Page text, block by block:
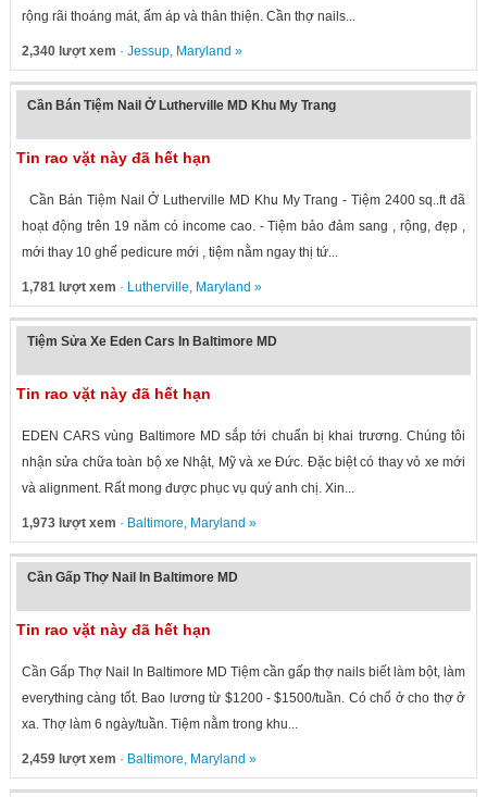
rộng rãi thoáng mát, ấm áp và thân thiện. Cần thợ nails...
2,340 lượt xem · Jessup, Maryland »
Cần Bán Tiệm Nail Ở Lutherville MD Khu My Trang
Tin rao vặt này đã hết hạn
Cần Bán Tiệm Nail Ở Lutherville MD Khu My Trang - Tiệm 2400 sq..ft đã
hoạt động trên 19 năm có income cao. - Tiệm bảo đảm sang , rộng, đẹp ,
mới thay 10 ghế pedicure mới , tiệm nằm ngay thị tứ...
1,781 lượt xem · Lutherville, Maryland »
Tiệm Sửa Xe Eden Cars In Baltimore MD
Tin rao vặt này đã hết hạn
EDEN CARS vùng Baltimore MD sắp tới chuẩn bị khai trương. Chúng tôi
nhận sửa chữa toàn bộ xe Nhật, Mỹ và xe Đức. Đặc biệt có thay vỏ xe mới
và alignment. Rất mong được phục vụ quý anh chị. Xin...
1,973 lượt xem · Baltimore, Maryland »
Cần Gấp Thợ Nail In Baltimore MD
Tin rao vặt này đã hết hạn
Cần Gấp Thợ Nail In Baltimore MD Tiệm cần gấp thợ nails biết làm bột, làm
everything càng tốt. Bao lương từ $1200 - $1500/tuần. Có chổ ở cho thợ ở
xa. Thợ làm 6 ngày/tuần. Tiệm nằm trong khu...
2,459 lượt xem · Baltimore, Maryland »